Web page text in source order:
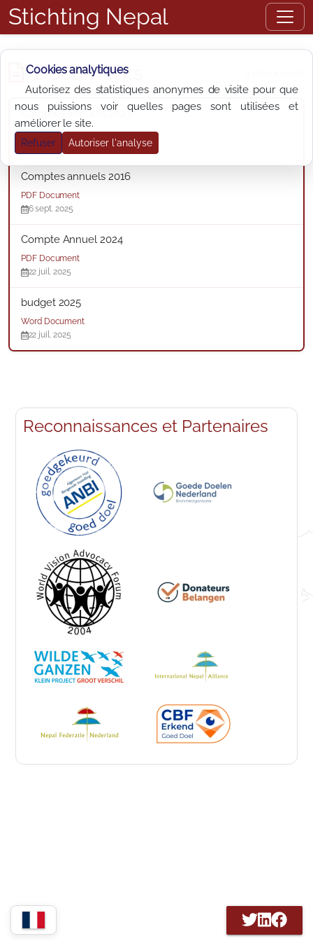
Cookies analytiques
Autorisez des statistiques anonymes de visite pour que
nous puissions voir quelles pages sont utilisées et
améliorer le site.
Refuser Autoriser l'analyse
Stichting Nepal
Documents
Comptes annuels 2023
PDF Document
6 sept. 2025
Comptes annuels 2016
PDF Document
6 sept. 2025
Compte Annuel 2024
PDF Document
22 juil. 2025
budget 2025
Word Document
22 juil. 2025
Reconnaissances et Partenaires